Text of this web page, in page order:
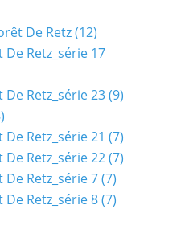
De Retz(12)
Retz_série 17
Retz_série 23(9)
Retz_série 21 (7)
Retz_série 22(7)
Retz_série 7(7)
Retz_série 8(7)